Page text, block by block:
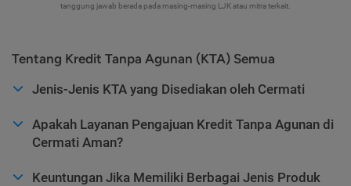
tanggung jawab berada pada masing-masing LJK atau mitra terkait.
Tentang Kredit Tanpa Agunan (KTA) Semua
Jenis-Jenis KTA yang Disediakan oleh Cermati
Apakah Layanan Pengajuan Kredit Tanpa Agunan di
Cermati Aman?
Keuntungan Jika Memiliki Berbagai Jenis Produk